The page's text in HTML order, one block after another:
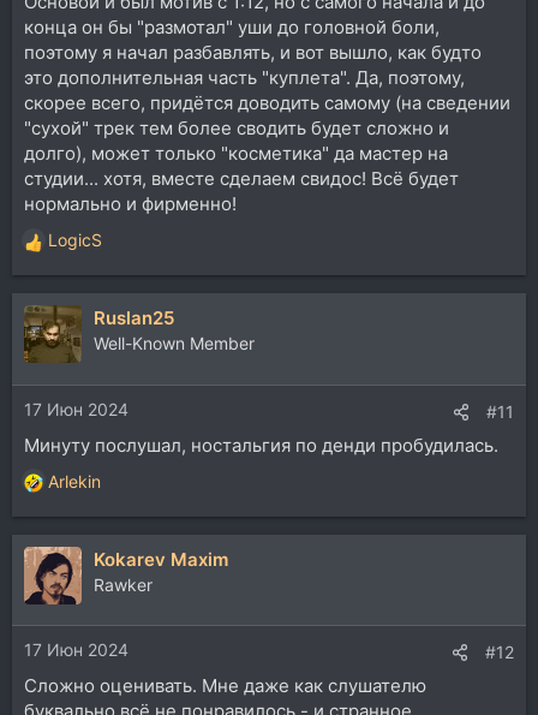
направленность, а "электронщики", чаще всего,
сводят уже на этапе аранжировки, подбирают звуки,
пресеты и сэмплы так, чтобы они "дружили" -
применяют эквализацию и пространственную
расстановку сразу. Всё сугубо лично от себя, могу
ошибаться
конца он бы "размотал" уши до головной боли,
поэтому я начал разбавлять, и вот вышло, как будто
это дополнительная часть "куплета". Да, поэтому,
скорее всего, придётся доводить самому (на сведении
"сухой" трек тем более сводить будет сложно и
долго), может только "косметика" да мастер на
студии... хотя, вместе сделаем свидос! Всё будет
нормально и фирменно!
Р
е
а
к
ц
и
и
:
LogicS
Ruslan25
Well-Known Member
17 Июн 2024 #11
Минуту послушал, ностальгия по денди пробудилась.
Р
е
а
к
и
и
:
Arlekin
Kokarev Maxim
Rawker
17 Июн 2024 #12
Сложно оценивать. Мне даже как слушателю